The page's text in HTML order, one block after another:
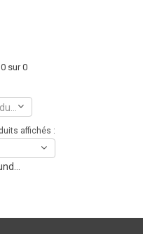
sur 0
affichés :